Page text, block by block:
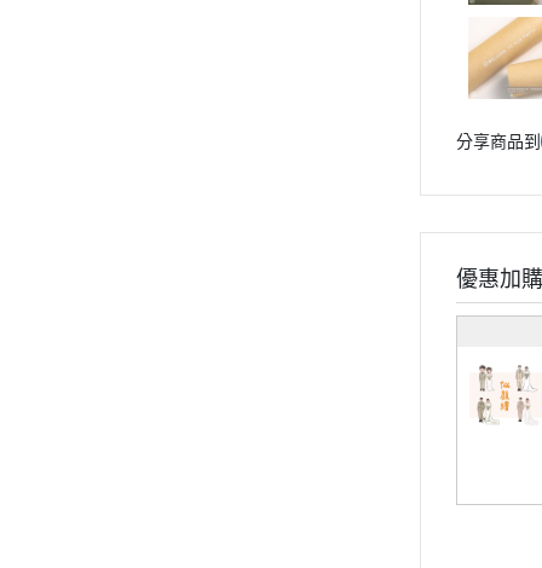
分享商品到
優惠加購